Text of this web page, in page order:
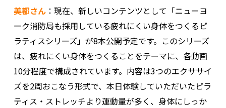
美都さん：現在、新しいコンテンツとして「ニューヨ
ーク消防局も採用している疲れにくい身体をつくるピ
ラティスシリーズ」が8本公開予定です。このシリーズ
は、疲れにくい身体をつくることをテーマに、各動画
10分程度で構成されています。内容は3つのエクササイ
ズを2周おこなう形式で、本日体験していただいたピラ
ティス・ストレッチより運動量が多く、身体にしっか